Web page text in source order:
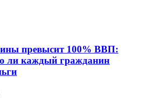
превысит 100% ВВП:
ли каждый гражданин